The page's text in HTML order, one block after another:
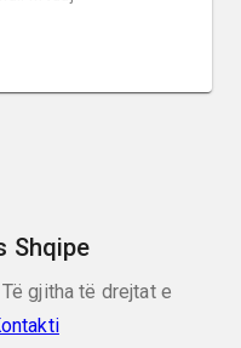
Shqipe
gjitha të drejtat e